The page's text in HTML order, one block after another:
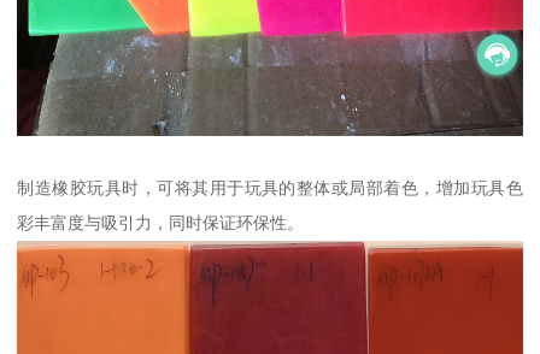
制造橡胶玩具时，可将其用于玩具的整体或局部着色，增加玩具色
彩丰富度与吸引力，同时保证环保性。